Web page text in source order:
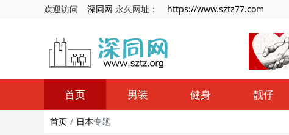
欢迎访问 深同网 永久网址： https://www.sztz77.com
首页 男装 健身 靓仔
首页 日本专题